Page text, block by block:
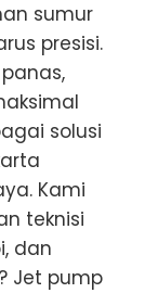
sumur
presisi.
solusi
Kami
teknisi
dan
Jet pump